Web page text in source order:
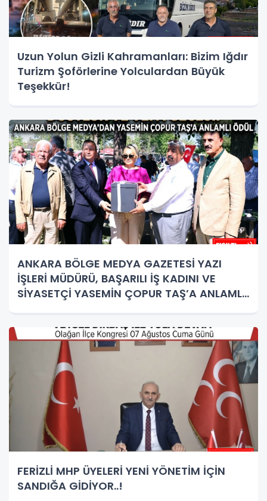
Uzun Yolun Gizli Kahramanları: Bizim Iğdır
Turizm Şoförlerine Yolculardan Büyük
Teşekkür!
ANKARA BÖLGE MEDYA GAZETESİ YAZI
İŞLERİ MÜDÜRÜ, BAŞARILI İŞ KADINI VE
SİYASETÇİ YASEMİN ÇOPUR TAŞ’A ANLAMLI
FERİZLİ MHP ÜYELERİ YENİ YÖNETİM İÇİN
SANDIĞA GİDİYOR..!